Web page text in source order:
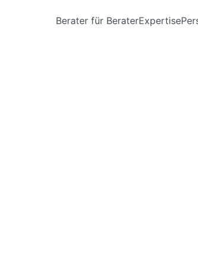
Berater für BeraterExpertise
Zeige Menü-